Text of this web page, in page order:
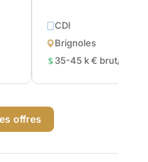
CDI
Brignoles
35-45 k € brut/an
offres